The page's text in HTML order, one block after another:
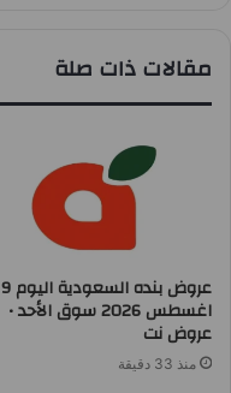
مقالات ذات صلة
عروض بنده السعودية اليوم 9
اغسطس 2026 سوق الأحد •
عروض نت
منذ 33 دقيقة